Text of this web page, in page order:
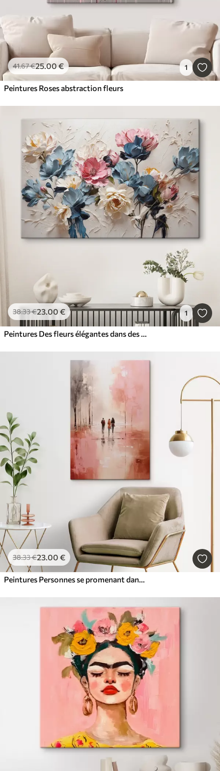
41.67€25.00 € 1
Peintures Roses abstraction fleurs
38.33€23.00 € 1
Peintures Des fleurs élégantes dans des tons pastels
38.33€23.00 €
Peintures Personnes se promenant dans le parc abstrait, couleur rose rouge